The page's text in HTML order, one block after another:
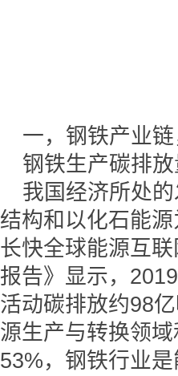
一，钢铁产业
钢铁生产碳排
我国经济所处
结构和以化石能
长快全球能源互
报告》显示，
活动碳排放约98
源生产与转换领
53%，钢铁行业